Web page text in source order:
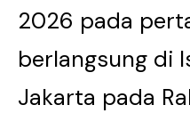
2026 pada
berlangsung di
Jakarta pada